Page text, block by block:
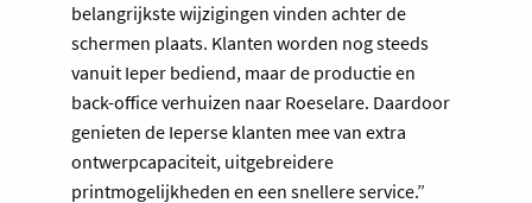
belangrijkste wijzigingen vinden achter de
schermen plaats. Klanten worden nog steeds
vanuit Ieper bediend, maar de productie en
back-office verhuizen naar Roeselare. Daardoor
genieten de Ieperse klanten mee van extra
ontwerpcapaciteit, uitgebreidere
printmogelijkheden en een snellere service.”